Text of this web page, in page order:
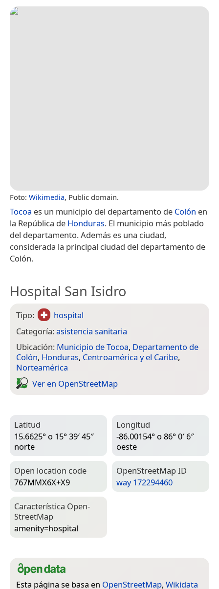
Foto: Wikimedia, Public domain.
Tocoa es un municipio del departamento de Colón en
la República de Honduras. El municipio más poblado
del departamento. Además es una ciudad,
considerada la principal ciudad del departamento de
Colón.
Hospital San Isidro
Tipo:
hospital
Categoría:asistencia sanitaria
Ubicación: Municipio de Tocoa, Departamento de
Colón, Honduras, Centroamérica y el Caribe,
Norteamérica
Ver en Open­Street­Map
Latitud
15.6625° o 15° 39′ 45″
norte
Longitud
-86.00154° o 86° 0′ 6″
oeste
Open location code
767MMX6X+X9
Open­Street­Map ID
way 172294460
Característica Open­
Street­Map
amenity=­hospital
Esta página se basa en OpenStreetMap, Wikidata